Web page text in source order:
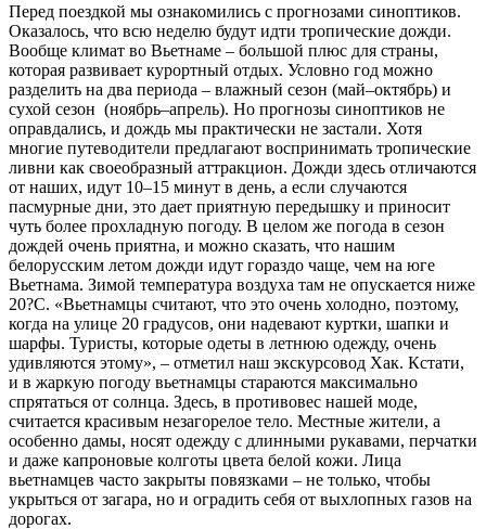
Перед поездкой мы ознакомились с прогнозами синоптиков.
Оказалось, что всю неделю будут идти тропические дожди.
Вообще климат во Вьетнаме – большой плюс для страны,
которая развивает курортный отдых. Условно год можно
разделить на два периода – влажный сезон (май–октябрь) и
сухой сезон (ноябрь–апрель). Но прогнозы синоптиков не
оправдались, и дождь мы практически не застали. Хотя
многие путеводители предлагают воспринимать тропические
ливни как своеобразный аттракцион. Дожди здесь отличаются
от наших, идут 10–15 минут в день, а если случаются
пасмурные дни, это дает приятную передышку и приносит
чуть более прохладную погоду. В целом же погода в сезон
дождей очень приятна, и можно сказать, что нашим
белорусским летом дожди идут гораздо чаще, чем на юге
Вьетнама. Зимой температура воздуха там не опускается ниже
20?С. «Вьетнамцы считают, что это очень холодно, поэтому,
когда на улице 20 градусов, они надевают куртки, шапки и
шарфы. Туристы, которые одеты в летнюю одежду, очень
удивляются этому», – отметил наш экскурсовод Хак. Кстати,
и в жаркую погоду вьетнамцы стараются максимально
спрятаться от солнца. Здесь, в противовес нашей моде,
считается красивым незагорелое тело. Местные жители, а
особенно дамы, носят одежду с длинными рукавами, перчатки
и даже капроновые колготы цвета белой кожи. Лица
вьетнамцев часто закрыты повязками – не только, чтобы
укрыться от загара, но и оградить себя от выхлопных газов на
дорогах.